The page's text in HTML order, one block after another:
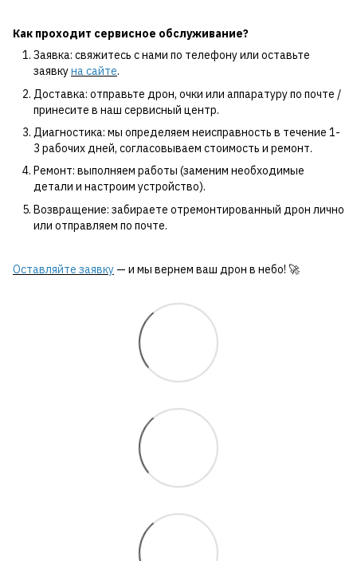
Как проходит сервисное обслуживание?
Заявка: свяжитесь с нами по телефону или оставьте
заявкуна сайте.
Доставка: отправьте дрон, очки или аппаратуру по почте /
принесите в наш сервисный центр.
Диагностика: мы определяем неисправность в течение 1-
3 рабочих дней, согласовываем стоимость и ремонт.
Ремонт: выполняем работы (заменим необходимые
детали и настроим устройство).
Возвращение: забираете отремонтированный дрон лично
или отправляем по почте.
Оставляйте заявку — и мы вернем ваш дрон в небо! 🚀